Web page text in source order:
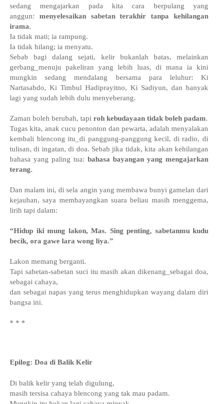
sedang mengajarkan pada kita cara berpulang yang
anggun: menyelesaikan sabetan terakhir tanpa kehilangan
irama.
Ia tidak mati; ia rampung.
Ia tidak hilang; ia menyatu.
Sebab bagi dalang sejati, kelir bukanlah batas, melainkan
gerbang_menuju pakeliran yang lebih luas, di mana ia kini
mungkin sedang mendalang bersama para leluhur: Ki
Nartasabdo, Ki Timbul Hadiprayitno, Ki Sadiyun, dan banyak
lagi yang sudah lebih dulu menyeberang.
Zaman boleh berubah, tapi roh kebudayaan tidak boleh padam.
Tugas kita, anak cucu penonton dan pewarta, adalah menyalakan
kembali blencong itu_di panggung-panggung kecil, di radio, di
tulisan, di ingatan, di doa. Sebab jika tidak, kita akan kehilangan
bahasa yang paling tua: bahasa bayangan yang mengajarkan
terang.
Dan malam ini, di sela angin yang membawa bunyi gamelan dari
kejauhan, saya membayangkan suara beliau masih menggema,
lirih tapi dalam:
“Hidup iki mung lakon, Mas. Sing penting, sabetanmu kudu
becik, ora gawe lara wong liya.”
Lakon memang berganti.
Tapi sabetan-sabetan suci itu masih akan dikenang_sebagai doa,
sebagai cahaya,
dan sebagai napas yang terus menghidupkan wayang dalam diri
bangsa ini.
* * *
Epilog: Doa di Balik Kelir
Di balik kelir yang telah digulung,
masih tersisa cahaya blencong yang tak mau padam.